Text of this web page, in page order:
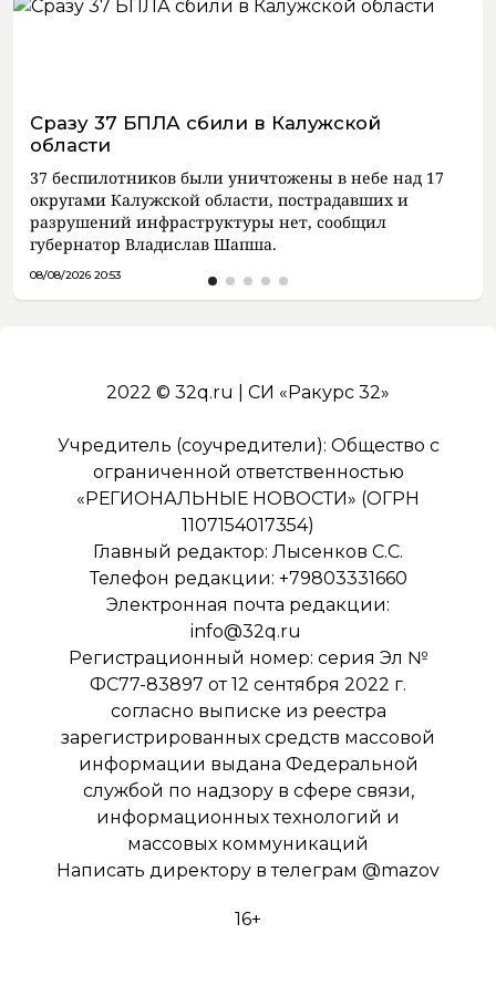
Сразу 37 БПЛА сбили в Калужской
области
37 беспилотников были уничтожены в небе над 17
округами Калужской области, пострадавших и
разрушений инфраструктуры нет, сообщил
губернатор Владислав Шапша.
08/08/2026 20:53
2022 © 32q.ru | СИ «Ракурс 32»
Учредитель (соучредители): Общество с
ограниченной ответственностью
«РЕГИОНАЛЬНЫЕ НОВОСТИ» (ОГРН
1107154017354)
Главный редактор: Лысенков С.С.
Телефон редакции: +79803331660
Электронная почта редакции:
info@32q.ru
Регистрационный номер: серия Эл №
ФС77-83897 от 12 сентября 2022 г.
согласно выписке из реестра
зарегистрированных средств массовой
информации выдана Федеральной
службой по надзору в сфере связи,
информационных технологий и
массовых коммуникаций
Написать директору в телеграм @mazov
16+